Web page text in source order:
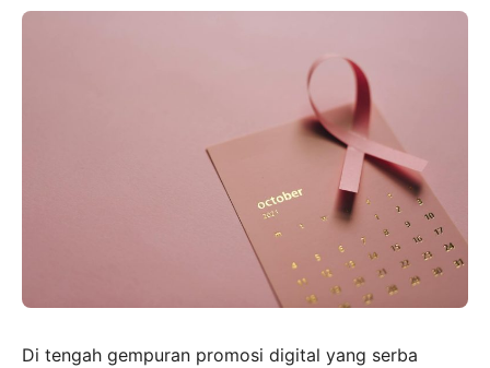
Di tengah gempuran promosi digital yang serba